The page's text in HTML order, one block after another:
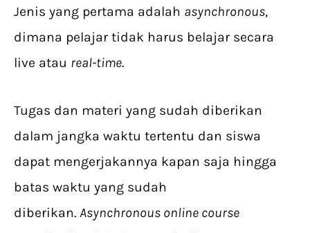
Jenis yang pertama adalah asynchronous,
dimana pelajar tidak harus belajar secara
live atau real-time.
Tugas dan materi yang sudah diberikan
dalam jangka waktu tertentu dan siswa
dapat mengerjakannya kapan saja hingga
batas waktu yang sudah
diberikan. Asynchronous online course